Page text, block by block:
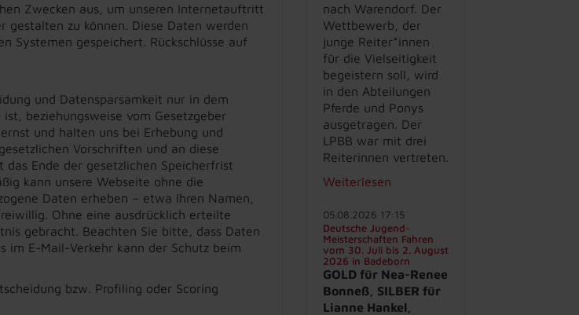
Zwecken aus, um unseren Internetauftritt
zu können. Diese Daten werden
Systemen gespeichert. Rückschlüsse auf
und Datensparsamkeit nur in dem
beziehungsweise vom Gesetzgeber
und halten uns bei Erhebung und
Vorschriften und an diese
Ende der gesetzlichen Speicherfrist
kann unsere Webseite ohne die
Daten erheben – etwa Ihren Namen,
Ohne eine ausdrücklich erteilte
gebracht. Beachten Sie bitte, dass Daten
E-Mail-Verkehr kann der Schutz beim
bzw. Profiling oder Scoring
nach Warendorf. Der
Wettbewerb, der
junge Reiter*innen
für die Vielseitigkeit
begeistern soll, wird
in den Abteilungen
Pferde und Ponys
ausgetragen. Der
LPBB war mit drei
Reiterinnen vertreten.
Weiterlesen
05.08.2026 17:15
Deutsche Jugend-
Meisterschaften Fahren
vom 30. Juli bis 2. August
2026 in Badeborn
GOLD für Nea-Renee
Bonneß, SILBER für
Lianne Hankel,